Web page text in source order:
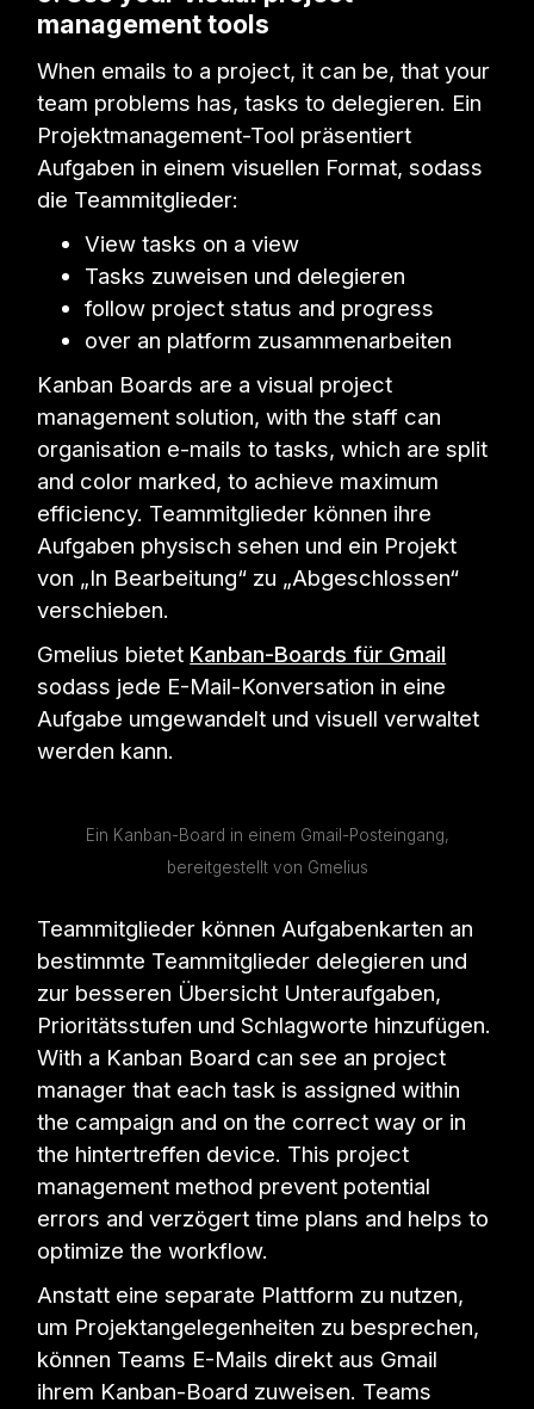
management tools
When emails to a project, it can be, that your
team problems has, tasks to delegieren. Ein
Projektmanagement-Tool präsentiert
Aufgaben in einem visuellen Format, sodass
die Teammitglieder:
View tasks on a view
Tasks zuweisen und delegieren
follow project status and progress
over an platform zusammenarbeiten
Kanban Boards are a visual project
management solution, with the staff can
organisation e-mails to tasks, which are split
and color marked, to achieve maximum
efficiency. Teammitglieder können ihre
Aufgaben physisch sehen und ein Projekt
von „In Bearbeitung“ zu „Abgeschlossen“
verschieben.
Gmelius bietet Kanban-Boards für Gmail
sodass jede E-Mail-Konversation in eine
Aufgabe umgewandelt und visuell verwaltet
werden kann.
Ein Kanban-Board in einem Gmail-Posteingang,
bereitgestellt von Gmelius
Teammitglieder können Aufgabenkarten an
bestimmte Teammitglieder delegieren und
zur besseren Übersicht Unteraufgaben,
Prioritätsstufen und Schlagworte hinzufügen.
With a Kanban Board can see an project
manager that each task is assigned within
the campaign and on the correct way or in
the hintertreffen device. This project
management method prevent potential
errors and verzögert time plans and helps to
optimize the workflow.
Anstatt eine separate Plattform zu nutzen,
um Projektangelegenheiten zu besprechen,
können Teams E-Mails direkt aus Gmail
ihrem Kanban-Board zuweisen. Teams